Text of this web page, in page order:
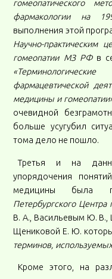
гомеопатического
фармакологии на
выполнения этой
Научно-практическим
гомеопатии МЗ РФв
фармацевтической
медицины и
очевидной
больше усугубил
тома дело не пошло.
Третья и на
упорядочения
медицины была
Петербургского Центра
В. А., Васильевым Ю.
Щениковой Е. Ю.
терминов,
Кроме этого, на